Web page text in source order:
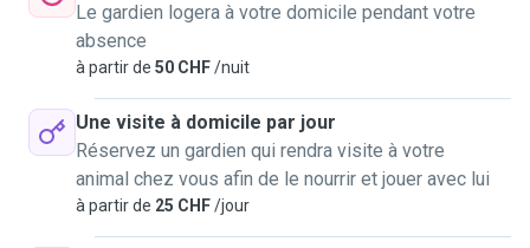
Le gardien logera à votre domicile pendant votre
absence
à partir de 50 CHF/nuit
Une visite à domicile par jour
Réservez un gardien qui rendra visite à votre
animal chez vous afin de le nourrir et jouer avec lui
à partir de 25 CHF/jour